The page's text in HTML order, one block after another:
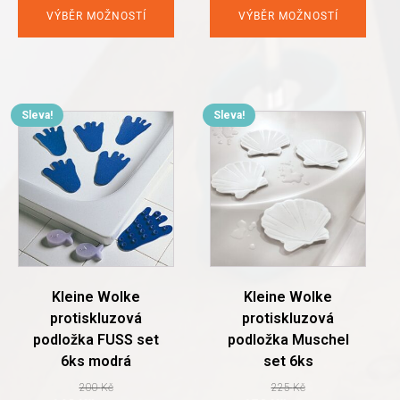
VÝBĚR MOŽNOSTÍ VÝBĚR MOŽNOSTÍ
Sleva!
Kleine Wolke
protiskluzová
podložka FUSS set
6ks modrá
200Kč
Sleva!
Kleine Wolke
protiskluzová
podložka Muschel
set 6ks
225Kč
This
product
multiple
variants.
The
options
be
product